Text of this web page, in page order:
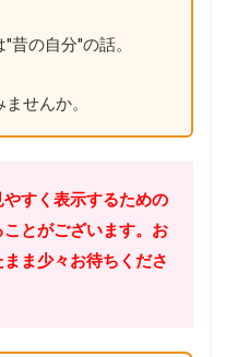
昔の自分"の話。
せんか。
すく表示するための
とがございます。お
ま少々お待ちくださ